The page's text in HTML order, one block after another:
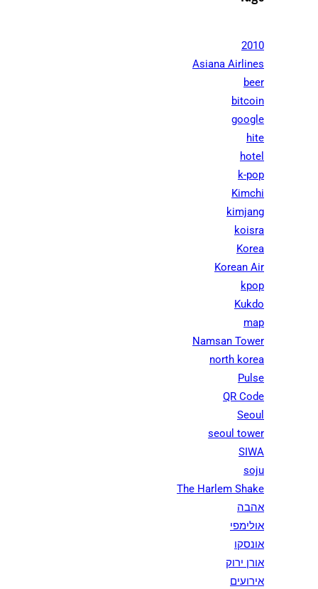
2010
Asiana Airlines
beer
bitcoin
google
hite
hotel
k-pop
Kimchi
kimjang
koisra
Korea
Korean Air
kpop
Kukdo
map
Namsan Tower
north korea
Pulse
QR Code
Seoul
seoul tower
SIWA
soju
The Harlem Shake
אהבה
אולימפי
אונסקו
אורן ירוק
אירועים